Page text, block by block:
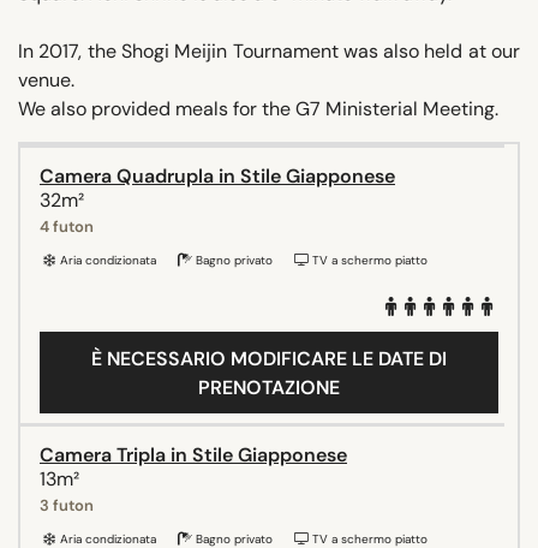
In 2017, the Shogi Meijin Tournament was also held at our
venue.
We also provided meals for the G7 Ministerial Meeting.
Camera Quadrupla in Stile Giapponese
32m²
4 futon
Aria condizionata Bagno privato TV a schermo piatto
È NECESSARIO MODIFICARE LE DATE DI
PRENOTAZIONE
Camera Tripla in Stile Giapponese
13m²
3 futon
Aria condizionata Bagno privato TV a schermo piatto